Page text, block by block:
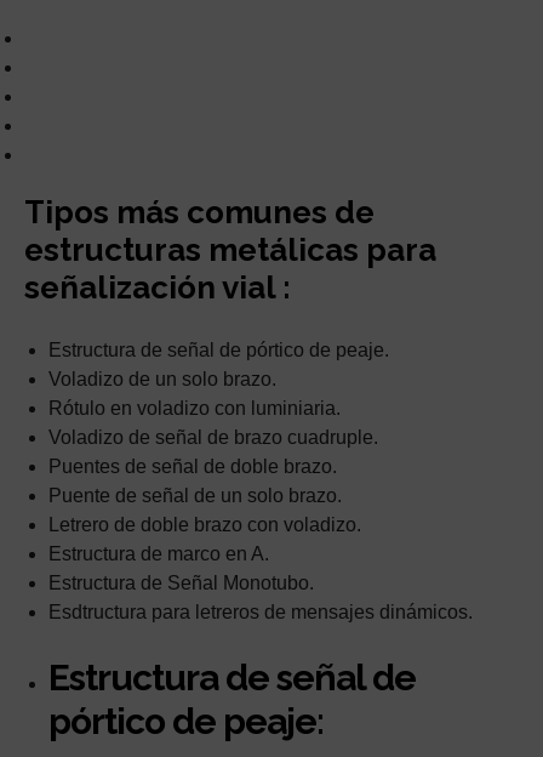
Tipos más comunes de
estructuras metálicas para
señalización vial :
Estructura de señal de pórtico de peaje.
Voladizo de un solo brazo.
Rótulo en voladizo con luminiaria.
Voladizo de señal de brazo cuadruple.
Puentes de señal de doble brazo.
Puente de señal de un solo brazo.
Letrero de doble brazo con voladizo.
Estructura de marco en A.
Estructura de Señal Monotubo.
Esdtructura para letreros de mensajes dinámicos.
Estructura de señal de
pórtico de peaje: